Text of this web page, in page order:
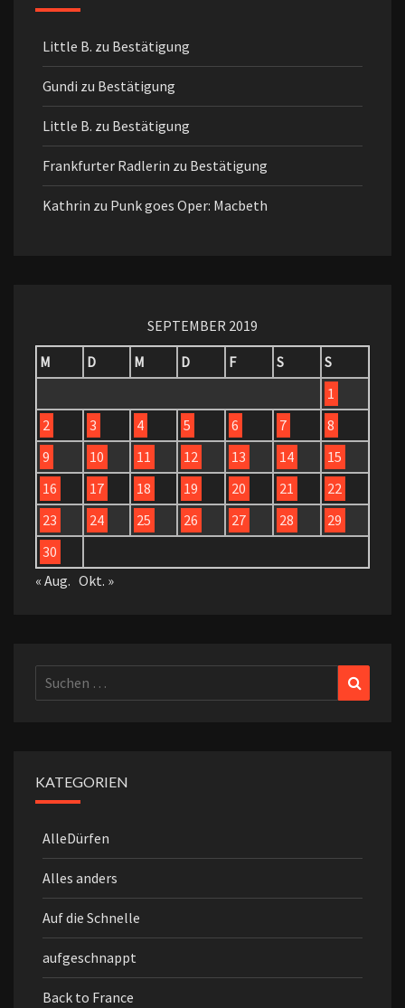
Little B. zu Bestätigung
Gundi zu Bestätigung
Little B. zu Bestätigung
Frankfurter Radlerin zu Bestätigung
Kathrin zu Punk goes Oper: Macbeth
SEPTEMBER 2019
M
D M D F S
S
1
2
3 4 5 6 7
8
9
10 11 12 13 14
15
16
17 18 19 20 21
22
23
24 25 26 27 28
29
30
« Aug. Okt. »
Suchen
nach:
KATEGORIEN
AlleDürfen
Alles anders
Auf die Schnelle
aufgeschnappt
Back to France